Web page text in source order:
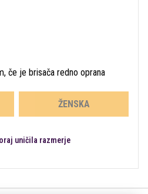
če je brisača redno oprana
ŽENSKA
uničila razmerje